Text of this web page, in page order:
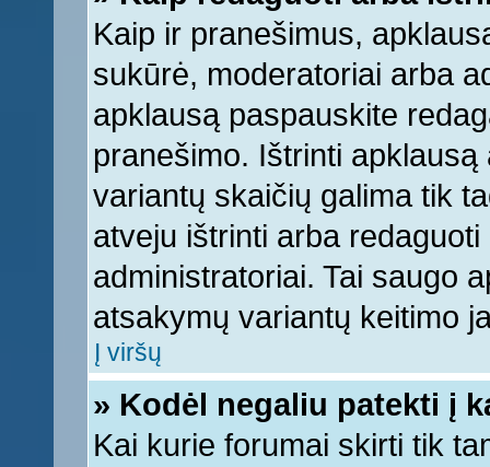
Kaip ir pranešimus,
sukūrė, moderatoriai arba
apklausą paspauskite
pranešimo. Ištrinti
variantų skaičių galima tik
atveju ištrinti arba
administratoriai. Tai saugo
atsakymų variantų keitimo
Į viršų
» Kodėl negaliu patekti į
Kai kurie forumai skirti tik